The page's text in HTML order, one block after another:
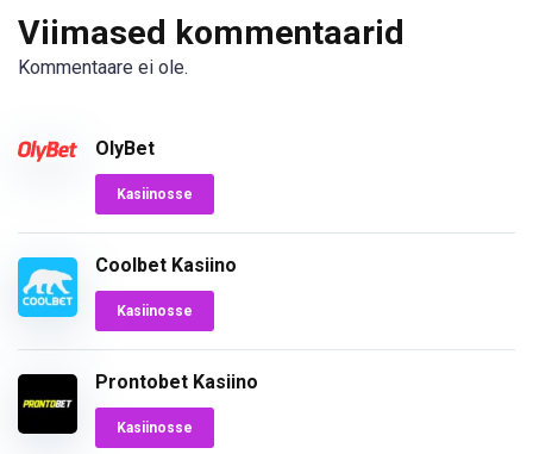
Viimased kommentaarid
Kommentaare ei ole.
OlyBet
Kasiinosse
Coolbet Kasiino
Kasiinosse
Prontobet Kasiino
Kasiinosse